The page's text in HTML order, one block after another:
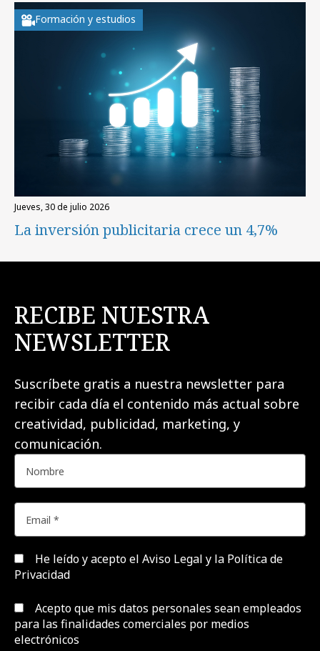
Formación y estudios
jueves, 30 de julio 2026
La inversión publicitaria crece un 4,7%
RECIBE NUESTRA
NEWSLETTER
Suscríbete gratis a nuestra newsletter para
recibir cada día el contenido más actual sobre
creatividad, publicidad, marketing, y
comunicación.
He leído y acepto el Aviso Legal y la Política de
Privacidad
Acepto que mis datos personales sean empleados
para las finalidades comerciales por medios
electrónicos